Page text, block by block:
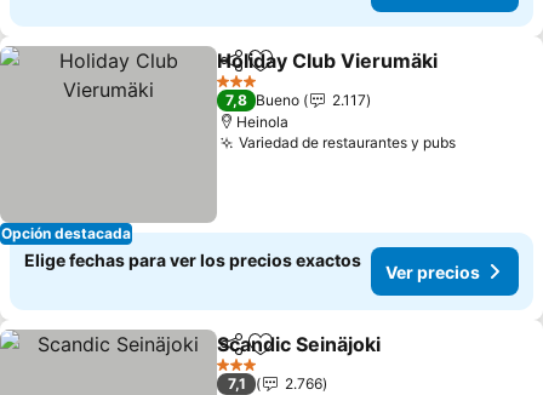
Opción destacada
CompartirAgregar a favoritos
Holiday Club Vierumäki
3 Estrellas
7,8 Bueno
2.117
Heinola
Variedad de restaurantes y pubs
Elige fechas para ver los precios exactos
Ver precios
CompartirAgregar a favoritos
Scandic Seinäjoki
3 Estrellas
7,1
2.766